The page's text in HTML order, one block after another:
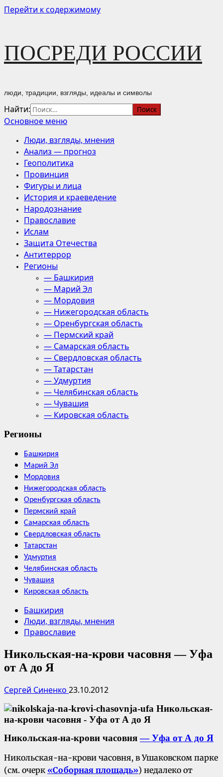
Перейти к содержимому
ПОСРЕДИ РОССИИ
люди, традиции, взгляды, идеалы и символы
Найти:
Основное меню
Люди, взгляды, мнения
Анализ — прогноз
Геополитика
Провинция
Фигуры и лица
История и краеведение
Народознание
Православие
Ислам
Защита Отечества
Антитеррор
Регионы
— Башкирия
— Марий Эл
— Мордовия
— Нижегородская область
— Оренбургская область
— Пермский край
— Самарская область
— Свердловская область
— Татарстан
— Удмуртия
— Челябинская область
— Чувашия
— Кировская область
Регионы
Башкирия
Марий Эл
Мордовия
Нижегородская область
Оренбургская область
Пермский край
Самарская область
Свердловская область
Татарстан
Удмуртия
Челябинская область
Чувашия
Кировская область
Башкирия
Люди, взгляды, мнения
Православие
Никольская-на-крови часовня — Уфа
от А до Я
Сергей Синенко 23.10.2012
Никольская-на-крови часовня— Уфа от А до Я
Никольская-на-крови часовня, в Ушаковском парке
(см. очерк «Соборная площадь») недалеко от